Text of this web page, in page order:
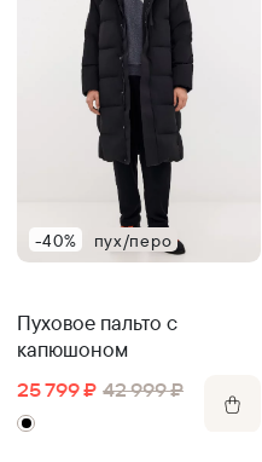
-40% пух/перо
Пуховое пальто с
капюшоном
25 799 ₽ 42 999 ₽